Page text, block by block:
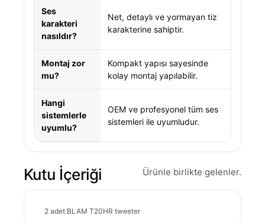
Ses
karakteri
nasıldır?
Net, detaylı ve yormayan tiz
karakterine sahiptir.
Montaj zor
mu?
Kompakt yapısı sayesinde
kolay montaj yapılabilir.
Hangi
sistemlerle
uyumlu?
OEM ve profesyonel tüm ses
sistemleri ile uyumludur.
Kutu İçeriği Ürünle birlikte gelenler.
2 adet BLAM T20HR tweeter